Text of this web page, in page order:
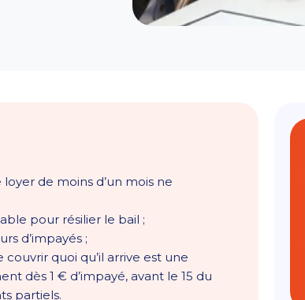
de moins d’un mois ne
pour résilier le bail ;
d’impayés ;
quoi qu’il arrive est une
dès 1 € d’impayé, avant le 15 du
partiels.